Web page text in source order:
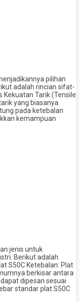
pilihan
adalah rincian sifat-
Kekuatan Tarik (Tensile
yang biasanya
pada ketebalan
kemampuan
jenis untuk
Berikut adalah
S50C Ketebalan: Plat
berkisar antara
dipesan sesuai
standar plat S50C